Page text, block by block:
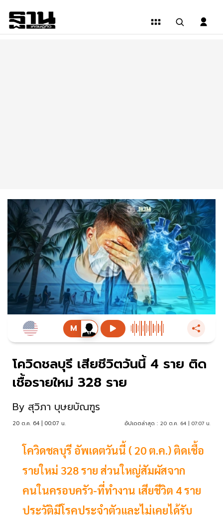
โควิดชลบุรี เสียชีวิตวันนี้ 4 ราย ติด
เชื้อรายใหม่ 328 ราย
By สุวิภา บุษยบัณฑูร
20 ต.ค. 64 | 00:07 น. อัปเดตล่าสุด : 20 ต.ค. 64 | 07:07 น.
โควิดชลบุรี อัพเดตวันนี้ ( 20 ต.ค.) ติดเชื้อ
รายใหม่ 328 ราย ส่วนใหญ่สัมผัสจาก
คนในครอบครัว-ที่ทำงาน เสียชีวิต 4 ราย
ประวัติมีโรคประจำตัวและไม่เคยได้รับ